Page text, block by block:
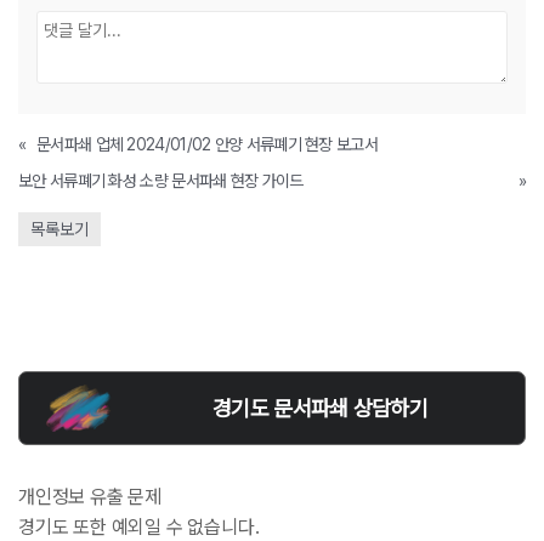
« 문서파쇄 업체 2024/01/02 안양 서류폐기 현장 보고서
보안 서류폐기 화성 소량 문서파쇄 현장 가이드
»
목록보기
경기도 문서파쇄 상담하기
개인정보 유출 문제
경기도 또한 예외일 수 없습니다.